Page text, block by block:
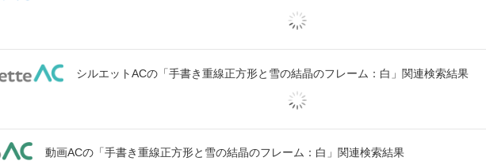
シルエットACの「手書き重線正方形と雪の結晶のフレーム：白」関連検索結果
動画ACの「手書き重線正方形と雪の結晶のフレーム：白」関連検索結果